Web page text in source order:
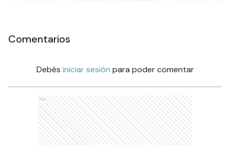
Comentarios
Debés iniciar sesión para poder comentar
Ads